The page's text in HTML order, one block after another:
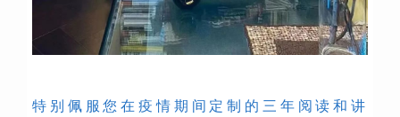
特别佩服您在疫情期间定制的三年阅读和讲